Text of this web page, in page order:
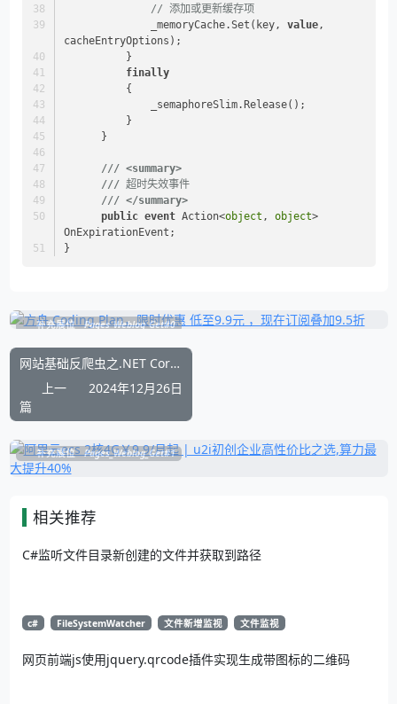
// 添加或更新缓存项
              _memoryCache.Set(key,
value,
cacheEntryOptions);
          }
finally
          {
              _semaphoreSlim.Release();
          }
      }
/// <summary>
/// 超时失效事件
/// </summary>
public event Action<object , object>
OnExpirationEvent;
}
补充展位 Pages_Weblog_Get#0
网站基础反爬虫之.NET Core网站添加客户端ip段过滤的实现
上一
篇
2024年12月26日
补充展位 Pages_Weblog_Get#1
相关推荐
C#监听文件目录新创建的文件并获取到路径
c# FileSystemWatcher 文件新增监视 文件监视
网页前端js使用jquery.qrcode插件实现生成带图标的二维码